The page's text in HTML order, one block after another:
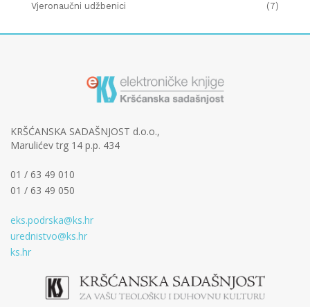
Vjeronaučni udžbenici (7)
KRŠĆANSKA SADAŠNJOST d.o.o.,
Marulićev trg 14 p.p. 434
01 / 63 49 010
01 / 63 49 050
eks.podrska@ks.hr
urednistvo@ks.hr
ks.hr